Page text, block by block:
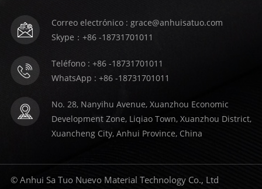
Correo electrónico : grace@anhuisatuo.com
Skype：+86 -18731701011
Teléfono : +86 -18731701011
WhatsApp : +86 -18731701011
No. 28, Nanyihu Avenue, Xuanzhou Economic
Development Zone, Liqiao Town, Xuanzhou District,
Xuancheng City, Anhui Province, China
© Anhui Sa Tuo Nuevo Material Technology Co., Ltd